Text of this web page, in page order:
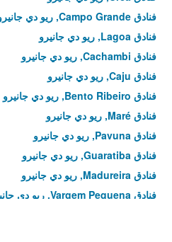
فنادق Campo Grande, ريو دي جانيرو
فنادق Lagoa, ريو دي جانيرو
فنادق Cachambi, ريو دي جانيرو
فنادق Caju, ريو دي جانيرو
فنادق Bento Ribeiro, ريو دي جانيرو
فنادق Maré, ريو دي جانيرو
فنادق Pavuna, ريو دي جانيرو
فنادق Guaratiba, ريو دي جانيرو
فنادق Madureira, ريو دي جانيرو
فنادق Vargem Pequena, ريو دي جانيرو